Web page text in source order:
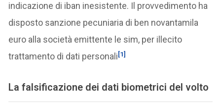
indicazione di iban inesistente. Il provvedimento ha
disposto sanzione pecuniaria di ben novantamila
euro alla società emittente le sim, per illecito
trattamento di dati personali[1]
La falsificazione dei dati biometrici del volto